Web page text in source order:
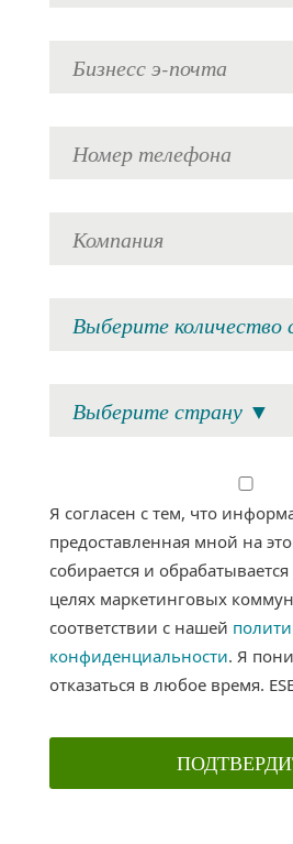
Я согласен с тем, что
предоставленная мной на
собирается и обрабатывается
целях маркетинговых
соответствии с нашей
конфиденциальности. Я
отказаться в любое время.